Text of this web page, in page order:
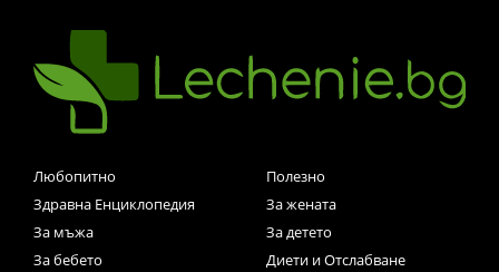
Любопитно
Полезно
Здравна Енциклопедия
За жената
За мъжа
За детето
За бебето
Диети и Отслабване